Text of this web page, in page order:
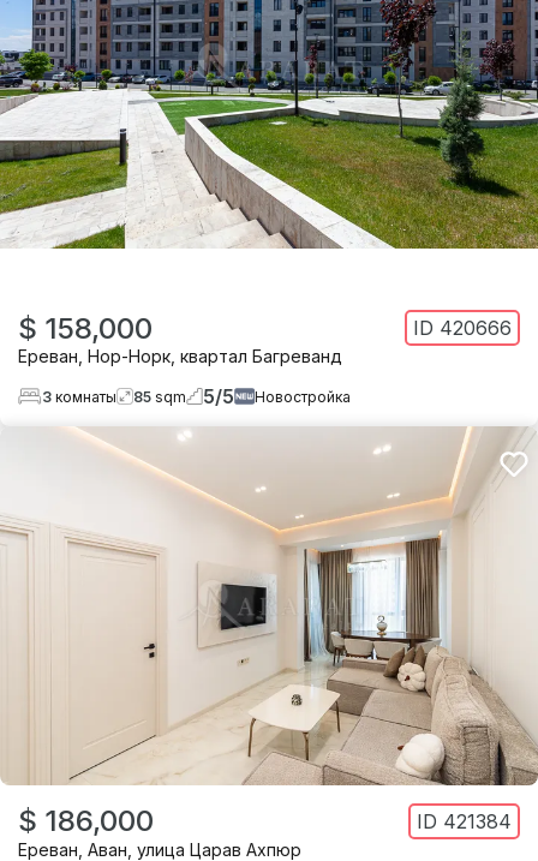
$ 158,000 ID 420666
Ереван Нор-Норк квартал Багреванд
3 комнаты 85 sqm 5/5 Новостройка
$ 186,000 ID 421384
Ереван Аван улица Царав Ахпюр